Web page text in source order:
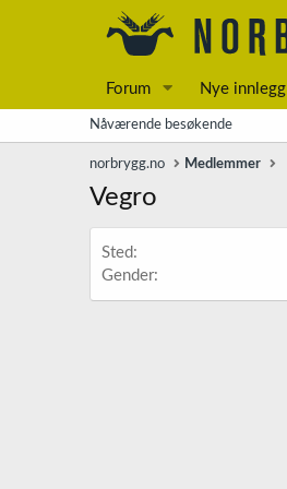
Forum Nye innlegg
Nåværende besøkende
norbrygg.no Medlemmer
Vegro
Sted
Gender